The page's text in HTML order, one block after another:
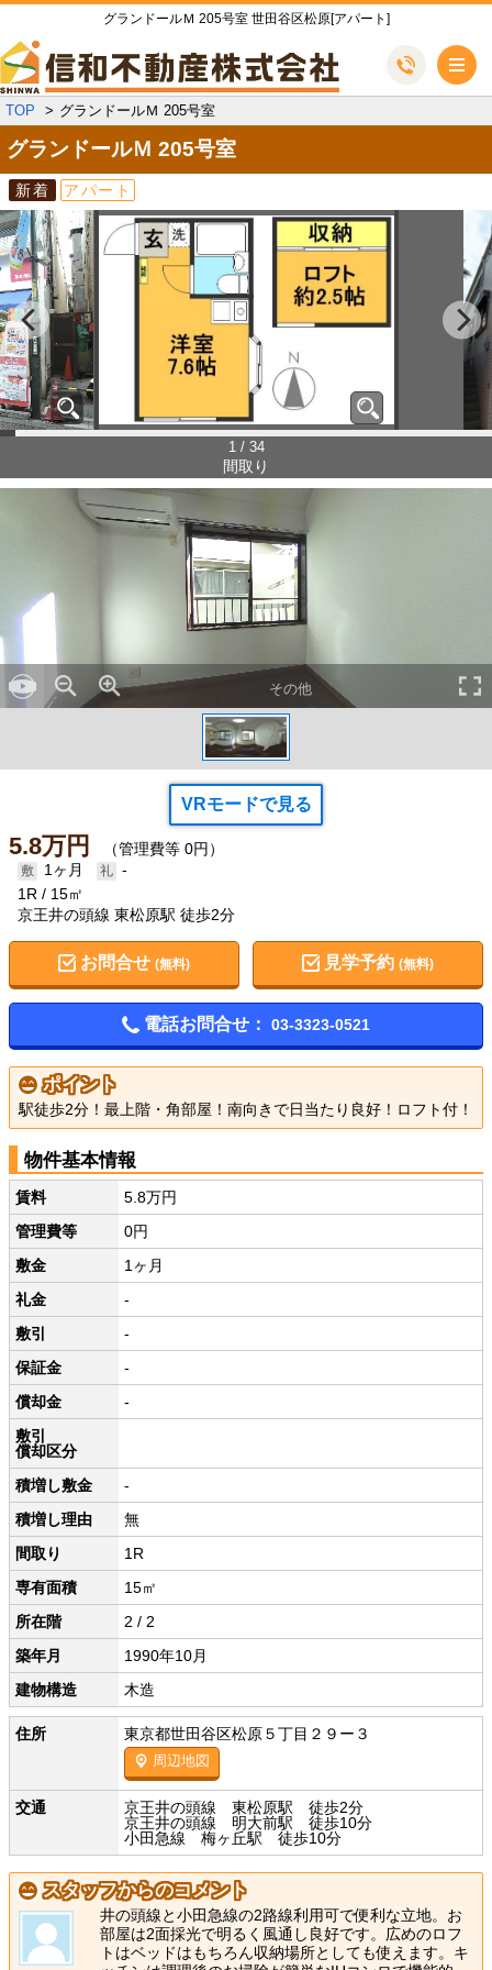
グランドールＭ 205号室 世田谷区松原[アパート]
TOP グランドールＭ 205号室
グランドールＭ 205号室
新着 アパート
1 / 34
間取り
その他
VRモードで見る
5.8万円 （管理費等 0円）
1ヶ月
-
1R
15㎡
京王井の頭線 東松原駅 徒歩2分
お問合せ (無料) 見学予約(無料)
電話お問合せ： 03-3323-0521
ポイント
駅徒歩2分！最上階・角部屋！南向きで日当たり良好！ロフト付！
物件基本情報
賃料
5.8万円
管理費等
0円
敷金
1ヶ月
礼金
-
敷引
-
保証金
-
償却金
-
敷引
償却区分
積増し敷金
-
積増し理由
無
間取り
1R
専有面積
15㎡
所在階
2 / 2
築年月
1990年10月
建物構造
木造
住所 東京都世田谷区松原５丁目２９ー３
周辺地図
交通
京王井の頭線 東松原駅 徒歩2分
京王井の頭線 明大前駅 徒歩10分
小田急線 梅ヶ丘駅 徒歩10分
スタッフからのコメント
井の頭線と小田急線の2路線利用可で便利な立地。お
部屋は2面採光で明るく風通し良好です。広めのロフ
トはベッドはもちろん収納場所としても使えます。キ